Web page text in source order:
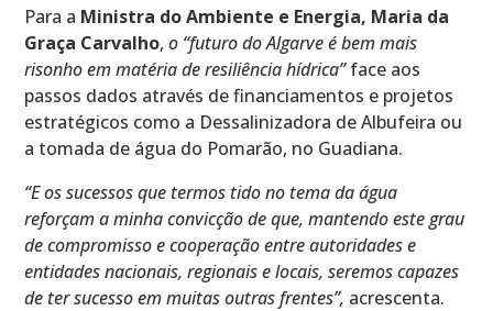
Para a Ministra do Ambiente e Energia, Maria da
Graça Carvalho,o “futuro do Algarve é bem mais
risonho em matéria de resiliência hídrica”face aos
passos dados através de financiamentos e projetos
estratégicos como a Dessalinizadora de Albufeira ou
a tomada de água do Po­marão, no Guadiana.
“E os sucessos que termos tido no tema da água
reforçam a minha convicção de que, mantendo este grau
de compromisso e cooperação entre autoridades e
entidades nacionais, regionais e locais, seremos capazes
de ter sucesso em muitas outras frentes”, acrescenta.